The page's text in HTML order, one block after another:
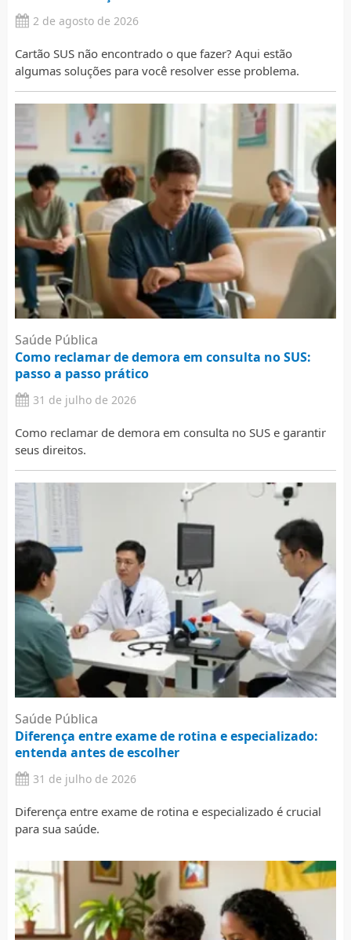
2 de agosto de 2026
Cartão SUS não encontrado o que fazer? Aqui estão
algumas soluções para você resolver esse problema.
Saúde Pública
Como reclamar de demora em consulta no SUS:
passo a passo prático
31 de julho de 2026
Como reclamar de demora em consulta no SUS e garantir
seus direitos.
Saúde Pública
Diferença entre exame de rotina e especializado:
entenda antes de escolher
31 de julho de 2026
Diferença entre exame de rotina e especializado é crucial
para sua saúde.